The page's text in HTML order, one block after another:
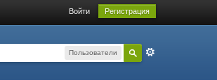
Войти Регистрация
Пользователи